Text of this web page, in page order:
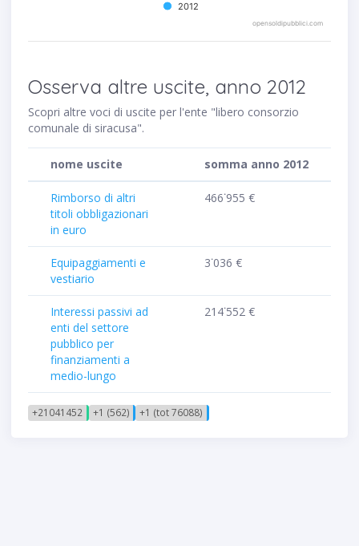
2012
opensoldipubblici.com
Osserva altre uscite, anno 2012
Scopri altre voci di uscite per l'ente "libero consorzio
comunale di siracusa".
nome uscite somma anno 2012
Rimborso di altri
titoli obbligazionari
in euro
466˙955 €
Equipaggiamenti e
vestiario
3˙036 €
Interessi passivi ad
enti del settore
pubblico per
finanziamenti a
medio-lungo
214˙552 €
+21041452 +1 (562) +1 (tot 76088)